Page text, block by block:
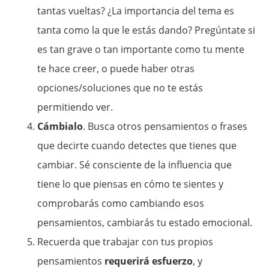
tantas vueltas? ¿La importancia del tema es
tanta como la que le estás dando? Pregúntate si
es tan grave o tan importante como tu mente
te hace creer, o puede haber otras
opciones/soluciones que no te estás
permitiendo ver.
Cámbialo. Busca otros pensamientos o frases
que decirte cuando detectes que tienes que
cambiar. Sé consciente de la influencia que
tiene lo que piensas en cómo te sientes y
comprobarás como cambiando esos
pensamientos, cambiarás tu estado emocional.
Recuerda que trabajar con tus propios
pensamientos requerirá esfuerzo, y